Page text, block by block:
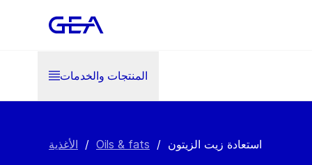
المنتجات والخدمات
الأغذية / Oils & fats / استعادة زيت الزيتون